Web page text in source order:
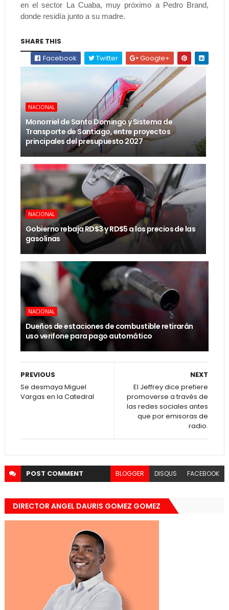
en el sector La Cuaba, muy próximo a Pedro Brand,
donde residía junto a su madre.
SHARE THIS
Facebook
Twitter Google+
NACIONAL
Monorriel de Santo Domingo y Sistema de
Transporte de Santiago, entre proyectos
principales del presupuesto 2027
NACIONAL
Gobierno rebaja RD$3 y RD$5 a los precios de las
gasolinas
NACIONAL
Dueños de estaciones de combustible retirarán
uso verifone para pago automático
NEXT
El Jeffrey dice prefiere
promoverse a través de
las redes sociales antes
que por emisoras de
radio.
PREVIOUS
Se desmaya Miguel
Vargas en la Catedral
POST COMMENT BLOGGER DISQUS FACEBOOK
DIRECTOR ANGEL DAURIS GOMEZ GOMEZ